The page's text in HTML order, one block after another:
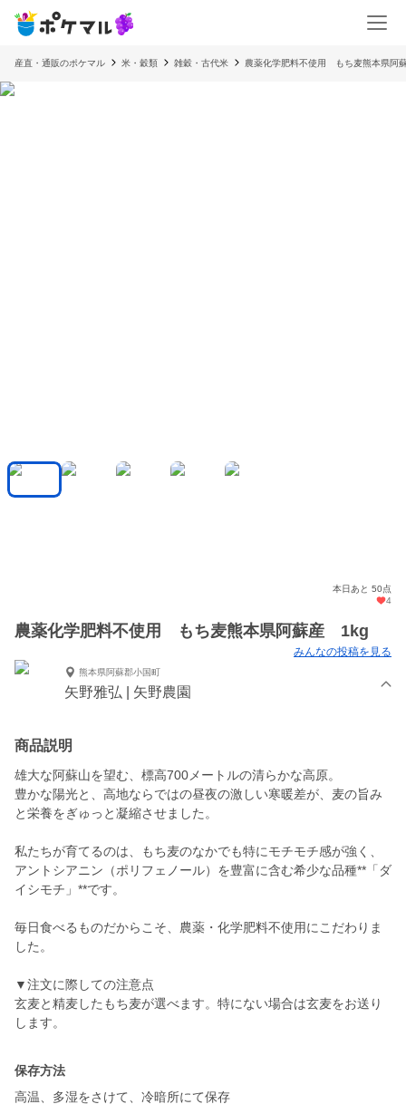
産直・通販のポケマル 米・穀類 雑穀・古代米 農薬化学肥料不使用 もち麦熊本県阿
本日あと 50点
4
農薬化学肥料不使用 もち麦熊本県阿蘇産 1kg
みんなの投稿を見る
熊本県阿蘇郡小国町
矢野雅弘 | 矢野農園
商品説明
雄大な阿蘇山を望む、標高700メートルの清らかな高原。
豊かな陽光と、高地ならではの昼夜の激しい寒暖差が、麦の旨み
と栄養をぎゅっと凝縮させました。
私たちが育てるのは、もち麦のなかでも特にモチモチ感が強く、
アントシアニン（ポリフェノール）を豊富に含む希少な品種**「ダ
イシモチ」**です。
毎日食べるものだからこそ、農薬・化学肥料不使用にこだわりま
した。
▼注文に際しての注意点
玄麦と精麦したもち麦が選べます。特にない場合は玄麦をお送り
します。
保存方法
高温、多湿をさけて、冷暗所にて保存